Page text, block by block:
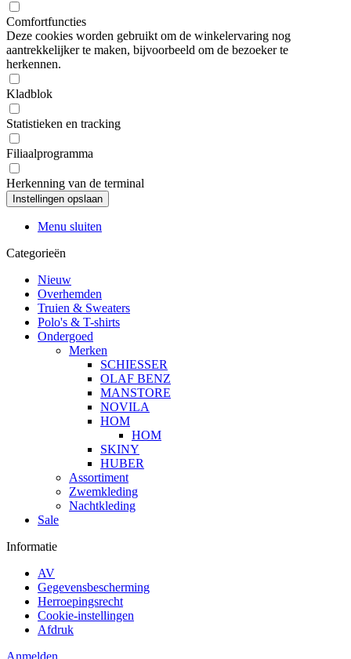
Comfortfuncties
Deze cookies worden gebruikt om de winkelervaring nog
aantrekkelijker te maken, bijvoorbeeld om de bezoeker te
herkennen.
Kladblok
Statistieken en tracking
Filiaalprogramma
Herkenning van de terminal
Menu sluiten
Categorieën
Nieuw
Overhemden
Truien & Sweaters
Polo's & T-shirts
Ondergoed
Merken
SCHIESSER
OLAF BENZ
MANSTORE
NOVILA
HOM
HOM
SKINY
HUBER
Assortiment
Zwemkleding
Nachtkleding
Sale
Informatie
AV
Gegevensbescherming
Herroepingsrecht
Cookie-instellingen
Afdruk
Anmelden